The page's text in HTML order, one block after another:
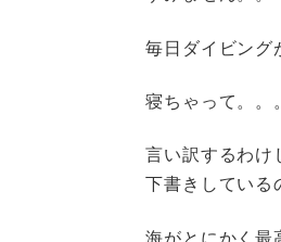
毎日ダイビング
寝ちゃって。。。
言い訳するわけ
下書きしている
海がとにかく最